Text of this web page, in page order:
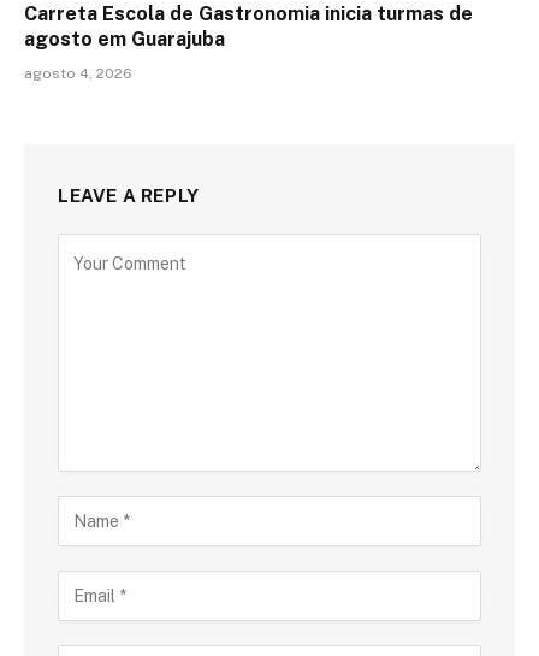
Carreta Escola de Gastronomia inicia turmas de
agosto em Guarajuba
agosto 4, 2026
LEAVE A REPLY